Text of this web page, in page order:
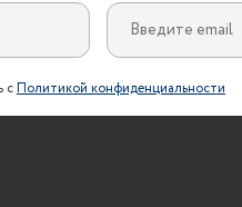
сПолитикой конфиденциальности